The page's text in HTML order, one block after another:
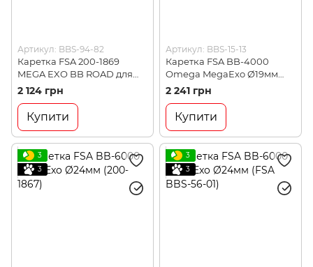
Артикул: BBS-94-82
Каретка FSA 200-1869
MEGA EXO BB ROAD для
встановлення шатунів
M/Exo modular у рами BSA
(200-1869)
2 124 грн
Купити
Артикул: BBS-15-13
Каретка FSA BB-4000
Omega MegaExo Ø19мм
(200-1893)
2 241 грн
Купити
3
3
3
3